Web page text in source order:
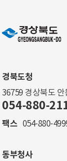
경북도청
36759 경상북도
054-880-
팩스 054-880-
동부청사